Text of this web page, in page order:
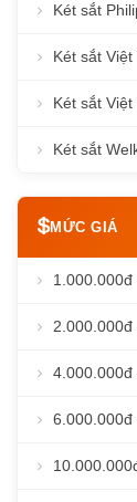
Két sắt
Két sắt Việt
Két sắt
Két sắt
MỨC GIÁ